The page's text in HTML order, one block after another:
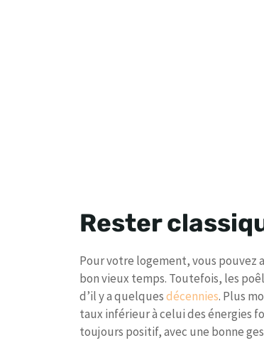
Rester
Pour votre logement, vous pouvez
bon vieux temps. Toutefois, les
d’il y a quelquesdécennies. Plus
taux inférieur à celui des énergies
toujours positif, avec une bonne